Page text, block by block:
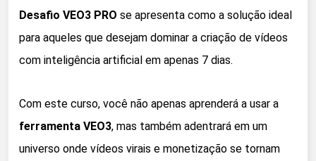
Desafio VEO3 PRO se apresenta como a solução ideal
para aqueles que desejam dominar a criação de vídeos
com inteligência artificial em apenas 7 dias.
Com este curso, você não apenas aprenderá a usar a
ferramenta VEO3, mas também adentrará em um
universo onde vídeos virais e monetização se tornam